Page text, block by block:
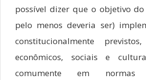
possível dizer que o objetivo
pelo menos deveria ser)
constitucionalmente
econômicos, sociais e
comumente em